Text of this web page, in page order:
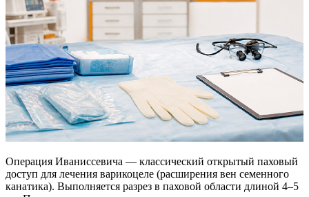
Операция Иваниссевича — классический открытый паховый
доступ для лечения варикоцеле (расширения вен семенного
канатика). Выполняется разрез в паховой области длиной 4–5